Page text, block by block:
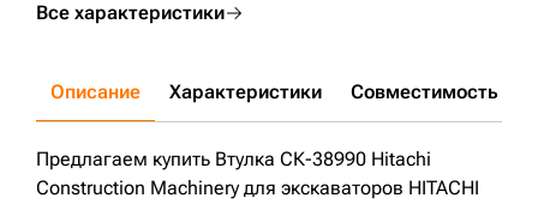
Все характеристики
Описание Характеристики Совместимость
Предлагаем купить Втулка СК-38990 Hitachi
Construction Machinery для экскаваторов HITACHI